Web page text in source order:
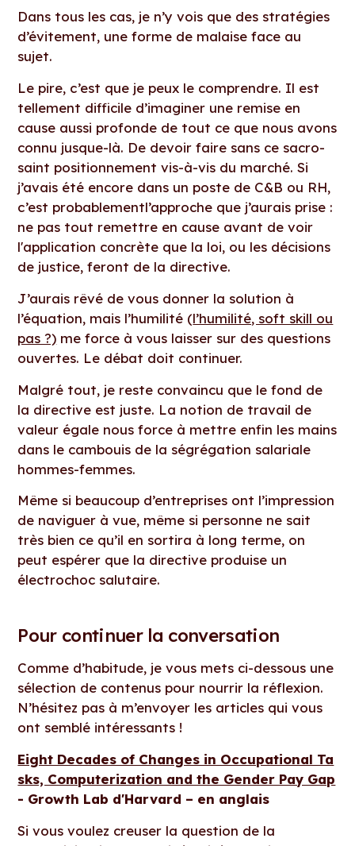
Dans tous les cas, je n’y vois que des stratégies
d’évitement, une forme de malaise face au
sujet.
Le pire, c’est que je peux le comprendre. Il est
tellement difficile d’imaginer une remise en
cause aussi profonde de tout ce que nous avons
connu jusque-là. De devoir faire sans ce sacro-
saint positionnement vis-à-vis du marché. Si
j’avais été encore dans un poste de C&B ou RH,
c’est probablementl’approche que j’aurais prise :
ne pas tout remettre en cause avant de voir
l'application concrète que la loi, ou les décisions
de justice, feront de la directive.
J’aurais rêvé de vous donner la solution à
l’équation, mais l’humilité (l’humilité, soft skill ou
pas ?) me force à vous laisser sur des questions
ouvertes. Le débat doit continuer.
Malgré tout, je reste convaincu que le fond de
la directive est juste. La notion de travail de
valeur égale nous force à mettre enfin les mains
dans le cambouis de la ségrégation salariale
hommes-femmes.
Même si beaucoup d’entreprises ont l’impression
de naviguer à vue, même si personne ne sait
très bien ce qu’il en sortira à long terme, on
peut espérer que la directive produise un
électrochoc salutaire.
Pour continuer la conversation
Comme d’habitude, je vous mets ci-dessous une
sélection de contenus pour nourrir la réflexion.
N’hésitez pas à m’envoyer les articles qui vous
ont semblé intéressants !
Eight Decades of Changes in Occupational Ta
sks, Computerization and the Gender Pay Gap
- Growth Lab d'Harvard – en anglais
Si vous voulez creuser la question de la